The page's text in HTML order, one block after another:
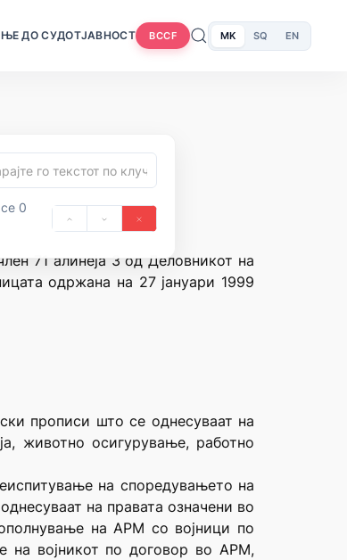
ДО СУДОТЈАВНОСТ BCCF MK SQ EN
0
71 алинеја 3 од Деловникот на
одржана на 27 јануари 1999
прописи што се однесуваат на
животно осигурување, работно
на споредувањето на
на правата означени во
на АРМ со војници по
на војникот по договор во АРМ,